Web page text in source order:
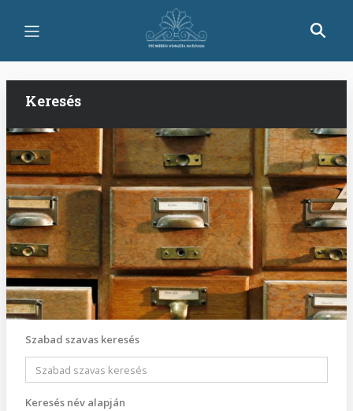
tartalomra
Keresés
Szabad szavas keresés
Keresés név alapján